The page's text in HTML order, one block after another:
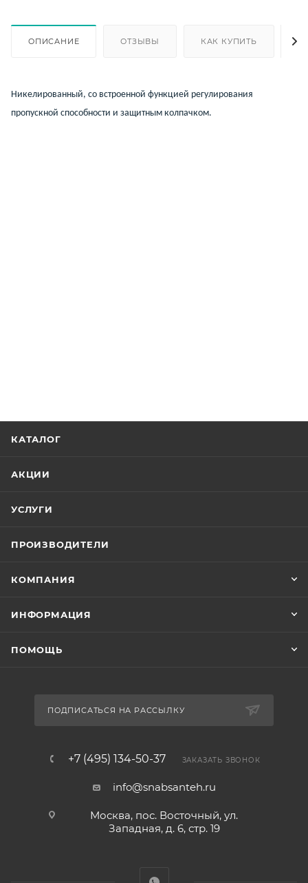
ОПИСАНИЕ ОТЗЫВЫ КАК КУПИТЬ
Никелированный, со встроенной функцией регулирования
пропускной способности и защитным колпачком.
КАТАЛОГ
АКЦИИ
УСЛУГИ
ПРОИЗВОДИТЕЛИ
КОМПАНИЯ
ИНФОРМАЦИЯ
ПОМОЩЬ
ПОДПИСАТЬСЯ НА РАССЫЛКУ
+7 (495) 134-50-37 ЗАКАЗАТЬ ЗВОНОК
info@snabsanteh.ru
Москва, пос. Восточный, ул.
Западная, д. 6, стр. 19